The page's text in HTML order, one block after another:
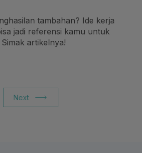
tambahan? Ide kerja
jadi referensi kamu untuk
artikelnya!
Next